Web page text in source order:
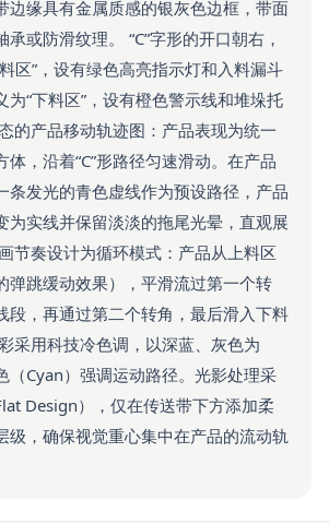
边缘具有金属质感的银灰色边框，带面
或防滑纹理。 “C”字形的开口朝右，
区”，设有绿色高亮指示灯和入料漏斗
为“下料区”，设有橙色警示线和堆垛托
的产品移动轨迹图：产品表现为统一
体，沿着“C”形路径匀速滑动。在产品
条发光的青色虚线作为预设路径，产品
为实线并保留淡淡的拖尾光晕，直观展
节奏设计为循环模式：产品从上料区
弹跳缓动效果），平滑流过第一个转
段，再通过第二个转角，最后滑入下料
采用科技冷色调，以深蓝、灰色为
（Cyan）强调运动路径。光影处理采
Design），仅在传送带下方添加柔
级，确保视觉重心集中在产品的流动轨